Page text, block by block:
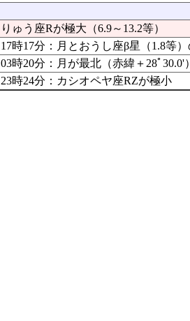
りゅう座Rが極大（6.9～13.2等）
17時17分：月とおうし座β星（1.8等
03時20分：月が最北（赤緯＋28ﾟ30.0'
23時24分：カシオペヤ座RZが極小